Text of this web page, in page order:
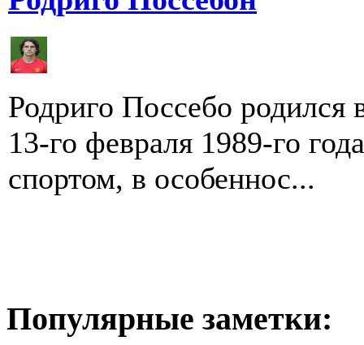
Родриго Поссебо родился
13-го февраля 1989-го
спортом, в особеннос...
Популярные заметки: